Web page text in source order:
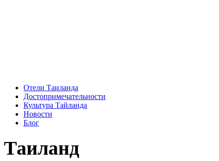
Отели Таиланда
Достопримечательности
Культура Тайланда
Новости
Блог
Таиланд